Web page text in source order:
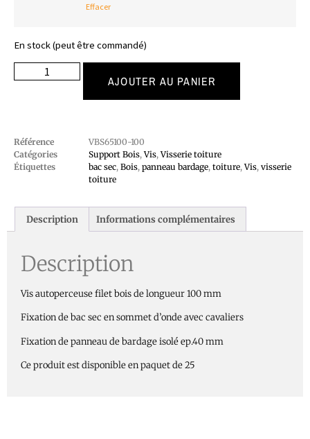
Effacer
En stock (peut être commandé)
AJOUTER AU PANIER
Référence
VBS65100-100
Catégories
Support Bois,Vis,Visserie toiture
Étiquettes
bac sec, Bois, panneau bardage, toiture,Vis, visserie
toiture
Description Informations complémentaires
Description
Vis autoperceuse filet bois de longueur 100 mm
Fixation de bac sec en sommet d’onde avec cavaliers
Fixation de panneau de bardage isolé ep.40 mm
Ce produit est disponible en paquet de 25